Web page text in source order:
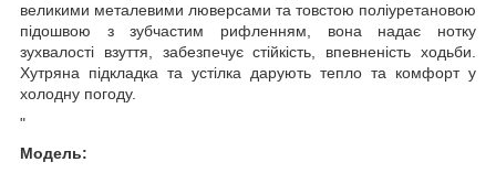
великими металевими люверсами та товстою поліуретановою
підошвою з зубчастим рифленням, вона надає нотку
зухвалості взуття, забезпечує стійкість, впевненість ходьби.
Хутряна підкладка та устілка дарують тепло та комфорт у
холодну погоду.
"
Модель: